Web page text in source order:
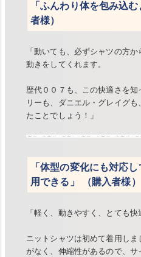
「ふんわり体を包み込
者様）
「動いても、必ずシャツの方
動きをしてくれます。
歴代００７も、この快適さを
リーも、ダニエル・グレイグ
たことでしょう！」
「体型の変化にも対応
用できる」 （購入者様）
「軽く、動きやすく、とても快
ニットシャツは初めて着用し
がなく、伸縮性があるので、